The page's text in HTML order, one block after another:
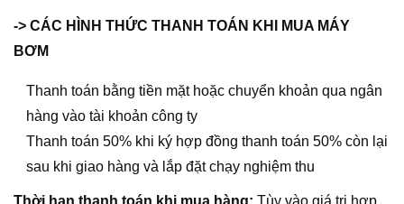
-> CÁC HÌNH THỨC THANH TOÁN KHI MUA MÁY
BƠM
Thanh toán bằng tiền mặt hoặc chuyển khoản qua ngân
hàng vào tài khoản công ty
Thanh toán 50% khi ký hợp đồng thanh toán 50% còn lại
sau khi giao hàng và lắp đặt chạy nghiệm thu
Thời hạn thanh toán khi mua hàng: Tùy vào giá trị hợp